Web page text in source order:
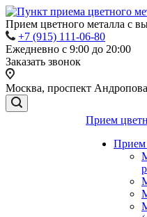
Прием цветного металла с
+7 (915) 111-06-80
Ежедневно с 9:00 до 20:00
Заказать звонок
Москва, проспект
Прием
Прием